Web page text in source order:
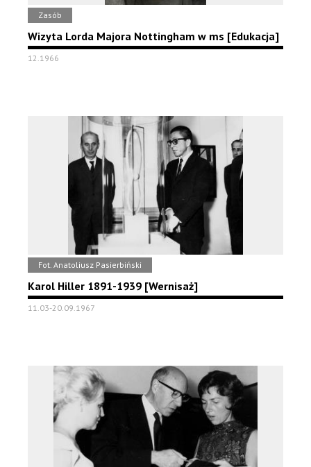
Zasób
Wizyta Lorda Majora Nottingham w ms [Edukacja]
12.1966
Fot. Anatoliusz Pasierbiński
Karol Hiller 1891-1939 [Wernisaż]
11.03-20.09.1967